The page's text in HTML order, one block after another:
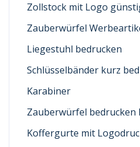
Zollstock mit Logo
Zauberwürfel
Liegestuhl bedrucken
Schlüsselbänder kurz
Karabiner
Zauberwürfel bedrucken
Koffergurte mit